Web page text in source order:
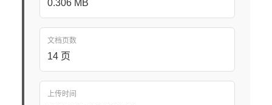
0.306 MB
文档页数
14 页
上传时间